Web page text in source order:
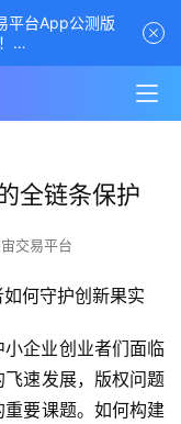
全链条保护
交易平台
何守护创新果实
企业创业者们面临
速发展，版权问题
要课题。如何构建
平台App公测版